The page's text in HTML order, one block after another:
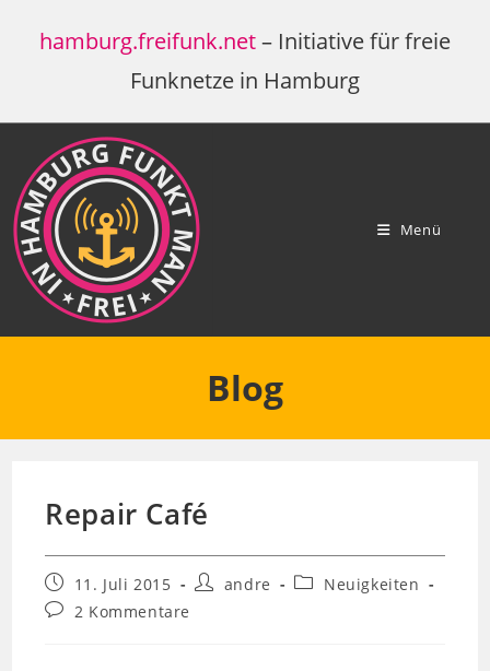
Inhalthamburg.freifunk.net– Initiative für freie
Funknetze in Hamburg
Menü
Blog
Repair Café
Beitrag
veröffentlicht:
11. Juli 2015
Beitrags-
andre
Beitrags-
Neuigkeiten
Beitrags-
2 Kommentare